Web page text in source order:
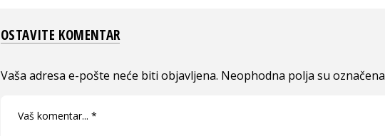
OSTAVITE KOMENTAR
Vaša adresa e-pošte neće biti objavljena. Neophodna polja su označena